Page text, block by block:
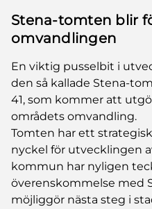
Stena-tomten blir
omvandlingen
En viktig pusselbit i
den så kallade Stena-
41, som kommer att
områdets omvandling.
Tomten har ett
nyckel för utvecklingen
kommun har nyligen
överenskommelse med
möjliggör nästa steg i